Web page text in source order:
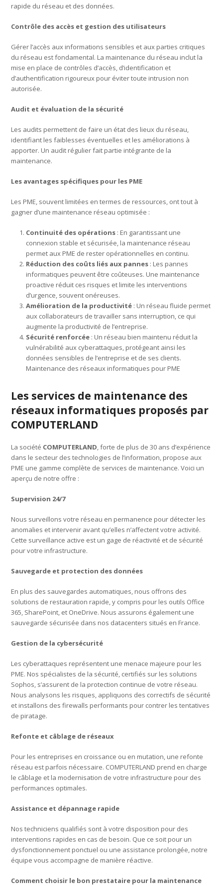
rapide du réseau et des données.
Contrôle des accès et gestion des utilisateurs
Gérer l’accès aux informations sensibles et aux parties critiques
du réseau est fondamental. La maintenance du réseau inclut la
mise en place de contrôles d’accès, d’identification et
d’authentification rigoureux pour éviter toute intrusion non
autorisée.
Audit et évaluation de la sécurité
Les audits permettent de faire un état des lieux du réseau,
identifiant les faiblesses éventuelles et les améliorations à
apporter. Un audit régulier fait partie intégrante de la
maintenance.
Les avantages spécifiques pour les PME
Les PME, souvent limitées en termes de ressources, ont tout à
gagner d’une maintenance réseau optimisée :
Continuité des opérations : En garantissant une
connexion stable et sécurisée, la maintenance réseau
permet aux PME de rester opérationnelles en continu.
Réduction des coûts liés aux pannes : Les pannes
informatiques peuvent être coûteuses. Une maintenance
proactive réduit ces risques et limite les interventions
d’urgence, souvent onéreuses.
Amélioration de la productivité : Un réseau fluide permet
aux collaborateurs de travailler sans interruption, ce qui
augmente la productivité de l’entreprise.
Sécurité renforcée : Un réseau bien maintenu réduit la
vulnérabilité aux cyberattaques, protégeant ainsi les
données sensibles de l’entreprise et de ses clients.
Maintenance des réseaux informatiques pour PME
Les services de maintenance des
réseaux informatiques proposés par
COMPUTERLAND
La société COMPUTERLAND, forte de plus de 30 ans d’expérience
dans le secteur des technologies de l’information, propose aux
PME une gamme complète de services de maintenance. Voici un
aperçu de notre offre :
Supervision 24/7
Nous surveillons votre réseau en permanence pour détecter les
anomalies et intervenir avant qu’elles n’affectent votre activité.
Cette surveillance active est un gage de réactivité et de sécurité
pour votre infrastructure.
Sauvegarde et protection des données
En plus des sauvegardes automatiques, nous offrons des
solutions de restauration rapide, y compris pour les outils Office
365, SharePoint, et OneDrive. Nous assurons également une
sauvegarde sécurisée dans nos datacenters situés en France.
Gestion de la cybersécurité
Les cyberattaques représentent une menace majeure pour les
PME. Nos spécialistes de la sécurité, certifiés sur les solutions
Sophos, s’assurent de la protection continue de votre réseau.
Nous analysons les risques, appliquons des correctifs de sécurité
et installons des firewalls performants pour contrer les tentatives
de piratage.
Refonte et câblage de réseaux
Pour les entreprises en croissance ou en mutation, une refonte
réseau est parfois nécessaire. COMPUTERLAND prend en charge
le câblage et la modernisation de votre infrastructure pour des
performances optimales.
Assistance et dépannage rapide
Nos techniciens qualifiés sont à votre disposition pour des
interventions rapides en cas de besoin. Que ce soit pour un
dysfonctionnement ponctuel ou une assistance prolongée, notre
équipe vous accompagne de manière réactive.
Comment choisir le bon prestataire pour la maintenance